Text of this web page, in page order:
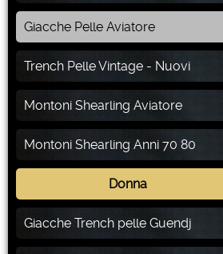
Giacche Pelle Aviatore
Trench Pelle Vintage - Nuovi
Montoni Shearling Aviatore
Montoni Shearling Anni 70 80
Donna
Giacche Trench pelle Guendj